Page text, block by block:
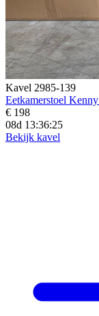
Kavel 2985-139
Eetkamerstoel
€ 198
08d 13:36:23
Bekijk kavel